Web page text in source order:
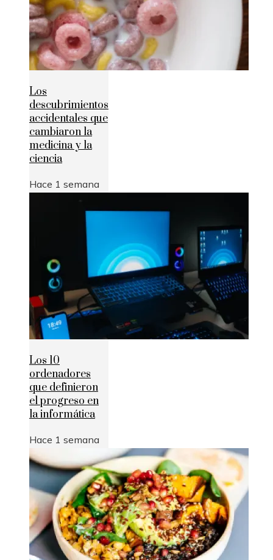
Los
descubrimientos
accidentales que
cambiaron la
medicina y la
ciencia
Hace 1 semana
Los 10
ordenadores
que definieron
el progreso en
la informática
Hace 1 semana